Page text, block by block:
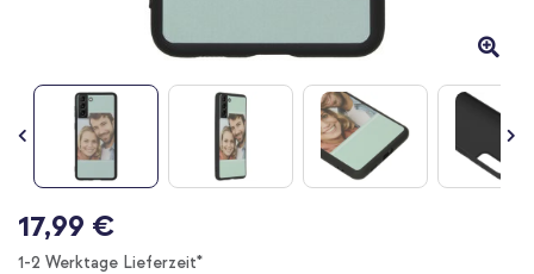
Zum
Anfang
der
17,99 €
1-2 Werktage Lieferzeit*